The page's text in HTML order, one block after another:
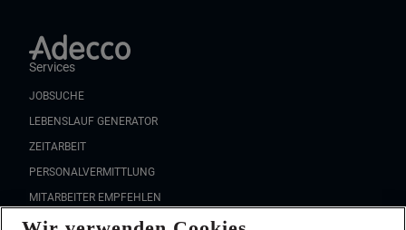
Services
JOBSUCHE
LEBENSLAUF GENERATOR
ZEITARBEIT
PERSONALVERMITTLUNG
MITARBEITER EMPFEHLEN
FAQ